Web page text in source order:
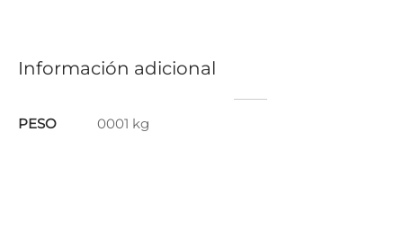
Información adicional
PESO 0001 kg